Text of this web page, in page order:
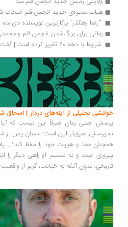
هیات مدیره‌ی جدید انجمن قلم انتخاب
"رضا رهگذر" پرکارترین نویسنده دی ماه
زمانی برای بزرگ‌شدن انجمن قلم و
‏شرایط با دهه 60 تغییر کرده است | گفت‌وگو
خوانشی تحلیلی از آینه‌های دردار | اسحاق
پرسش اصلی رمان صرفاً این نیست که
نه.پرسش عمیق‌تر این است: انسان پس از
همچنان معنا و هویت خود را حفظ کند؟...
پیروزی است و نه تسلیم. او راهی دیگر
تاریخی، بدون آنکه به خیانت، گریز از واقعیت